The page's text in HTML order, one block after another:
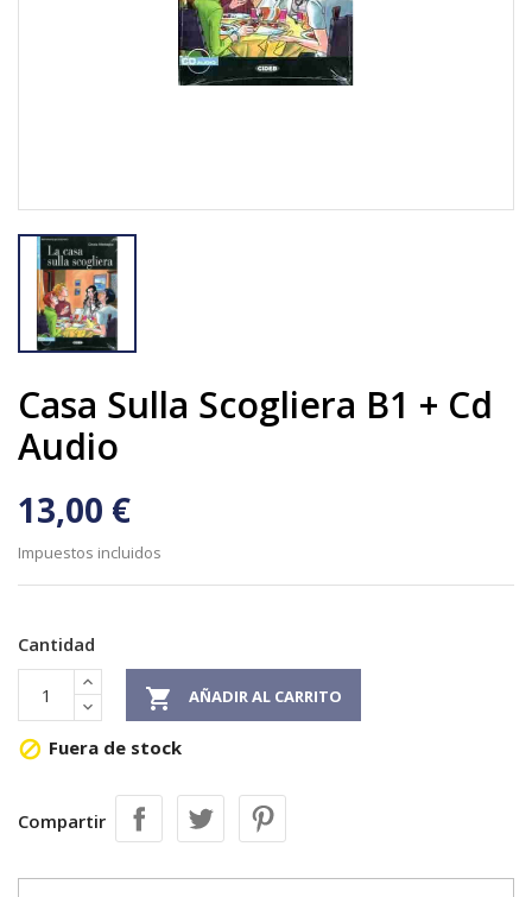
Casa Sulla Scogliera B1 + Cd
Audio
13,00 €
Impuestos incluidos
Cantidad
 AÑADIR AL CARRITO
 Fuera de stock
Compartir